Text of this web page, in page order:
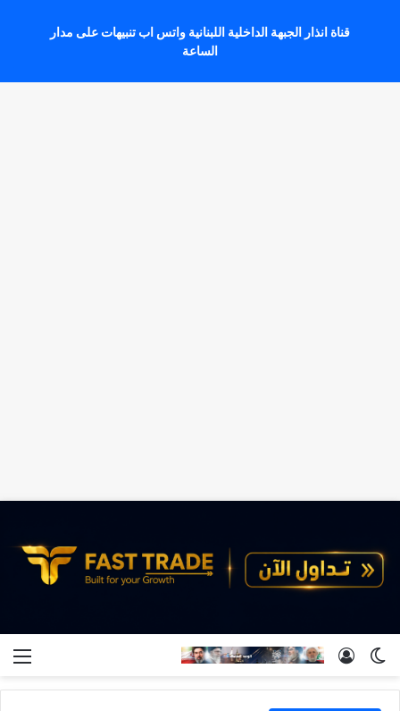
قناة انذار الجبهة الداخلية اللبنانية واتس اب تنبيهات على مدار
الساعة
الوضع المظلم
تسجيل الدخول